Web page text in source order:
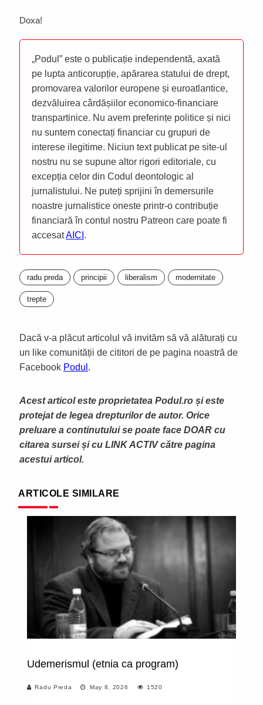
Doxa!
„Podul” este o publicație independentă, axată
pe lupta anticorupție, apărarea statului de drept,
promovarea valorilor europene și euroatlantice,
dezvăluirea cârdășiilor economico-financiare
transpartinice. Nu avem preferințe politice și nici
nu suntem conectați financiar cu grupuri de
interese ilegitime. Niciun text publicat pe site-ul
nostru nu se supune altor rigori editoriale, cu
excepția celor din Codul deontologic al
jurnalistului. Ne puteți sprijini în demersurile
noastre jurnalistice oneste printr-o contribuție
financiară în contul nostru Patreon care poate fi
accesatAICI .
radu preda principii liberalism modernitate
trepte
Dacă v-a plăcut articolul vă invităm să vă alăturați cu
un like comunității de cititori de pe pagina noastră de
Facebook Podul .
Acest articol este proprietatea Podul.ro și este
protejat de legea drepturilor de autor. Orice
preluare a continutului se poate face DOAR cu
citarea sursei și cu LINK ACTIV către pagina
acestui articol.
ARTICOLE SIMILARE
Udemerismul (etnia ca program)
Radu Preda May 8, 2026 1520